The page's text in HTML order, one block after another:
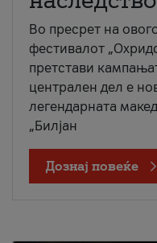
Во пресрет на
фестивалот
претстави
централен дел е
легендарната
„Билјан
Дознај повеќе